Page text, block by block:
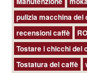
pulizia macchina del
recensioni caffè
Tostare i chicchi del
Tostatura del caffè